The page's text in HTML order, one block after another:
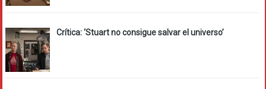
Crítica: ‘Stuart no consigue salvar el universo’